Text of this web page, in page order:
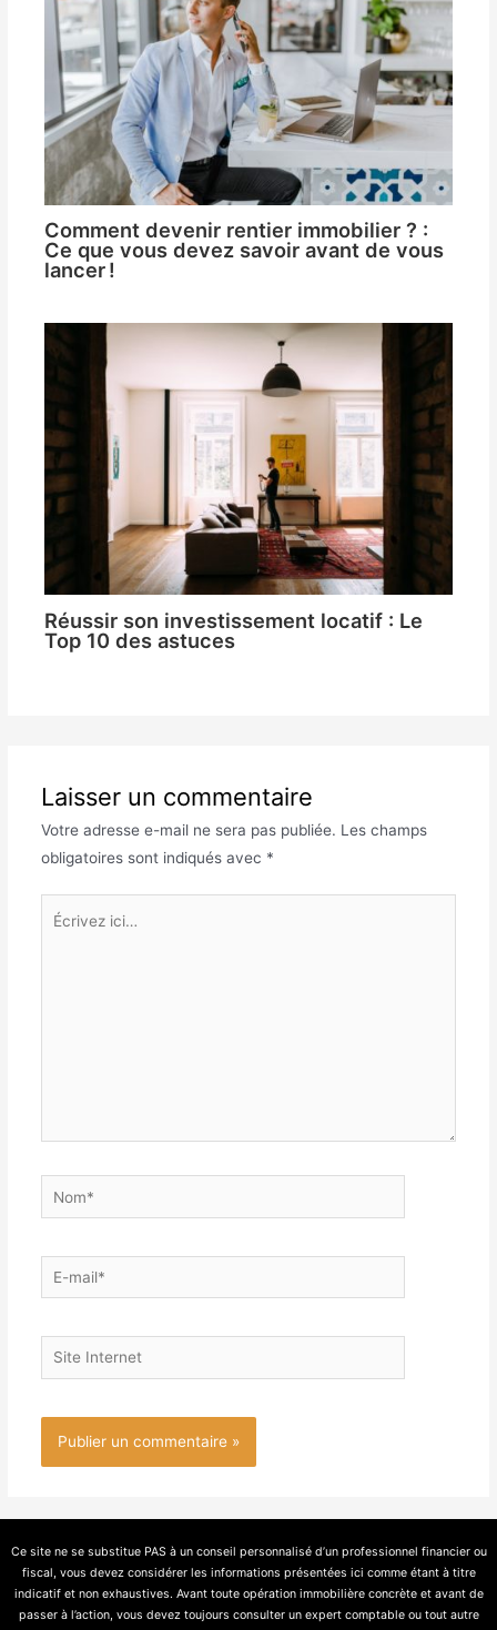
Comment devenir rentier immobilier ? :
Ce que vous devez savoir avant de vous
lancer !
Réussir son investissement locatif : Le
Top 10 des astuces
Laisser un commentaire
Votre adresse e-mail ne sera pas publiée. Les champs
obligatoires sont indiqués avec *
Ce site ne se substitue PAS à un conseil personnalisé d’un professionnel financier ou
fiscal, vous devez considérer les informations présentées ici comme étant à titre
indicatif et non exhaustives. Avant toute opération immobilière concrète et avant de
passer à l’action, vous devez toujours consulter un expert comptable ou tout autre